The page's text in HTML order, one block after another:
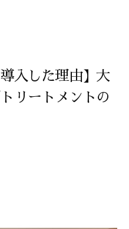
入した理由】大
リートメントの